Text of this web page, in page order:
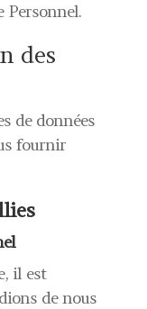
Personnel.
des
de données
fournir
il est
de nous